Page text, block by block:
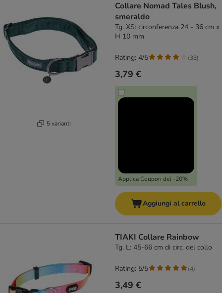
5 varianti
Collare Nomad Tales Blush,
smeraldo
Tg. XS: circonferenza 24 - 36 cm x
H 10 mm
3,79 €
Applica Coupon del -20%
Rating: 4/5 (33)
Aggiungi al carrello
TIAKI Collare Rainbow
Tg. L: 45-66 cm di circ. del collo
3,49 €
Rating: 5/5 (4)